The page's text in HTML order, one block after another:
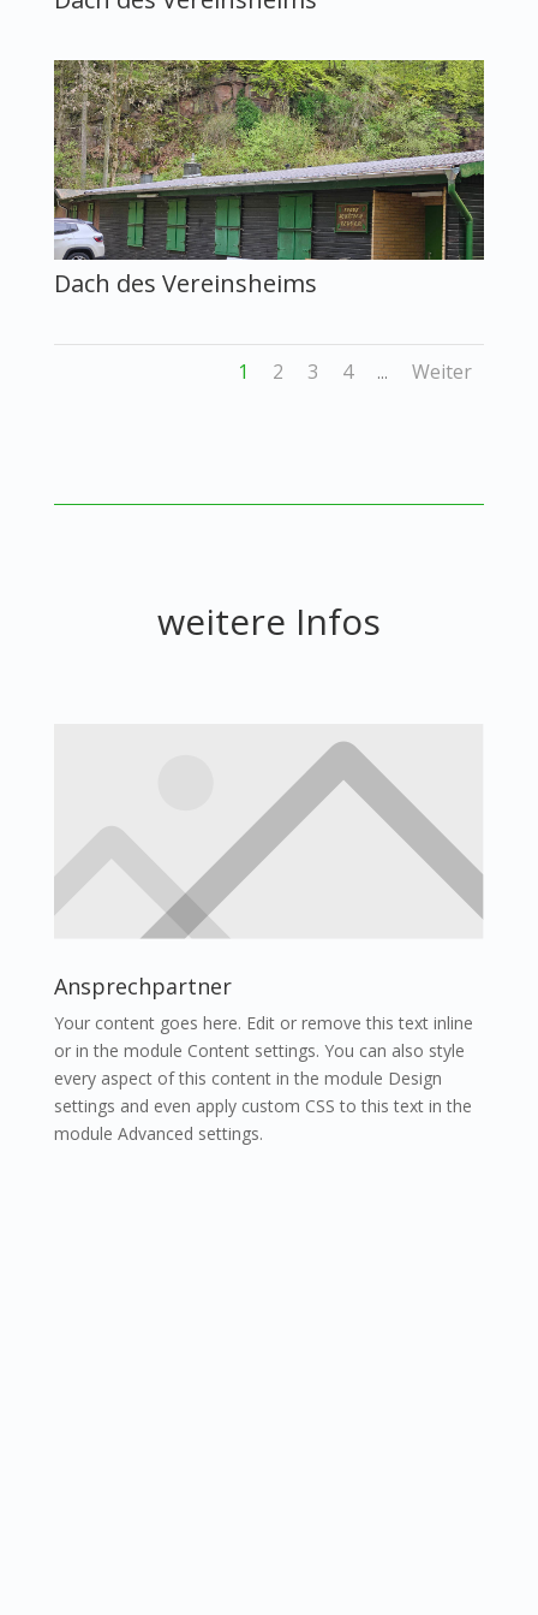
Dach des Vereinsheims
1 2 3 4 ... Weiter
weitere Infos
Ansprechpartner
Your content goes here. Edit or remove this text inline
or in the module Content settings. You can also style
every aspect of this content in the module Design
settings and even apply custom CSS to this text in the
module Advanced settings.